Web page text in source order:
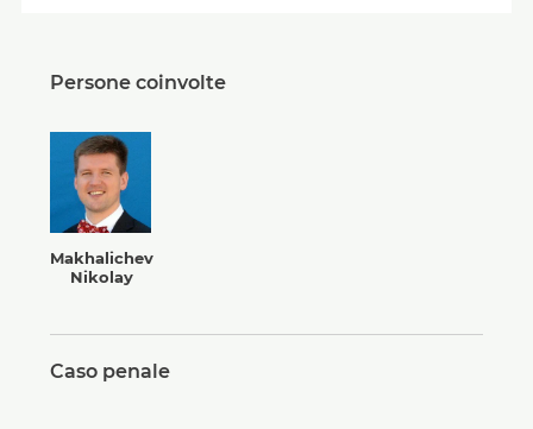
Persone coinvolte
Makhalichev
Nikolay
Caso penale